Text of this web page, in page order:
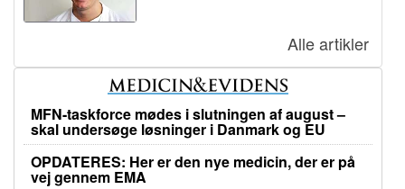
Alle artikler
MFN-taskforce mødes i slutningen af august –
skal undersøge løsninger i Danmark og EU
OPDATERES: Her er den nye medicin, der er på
vej gennem EMA